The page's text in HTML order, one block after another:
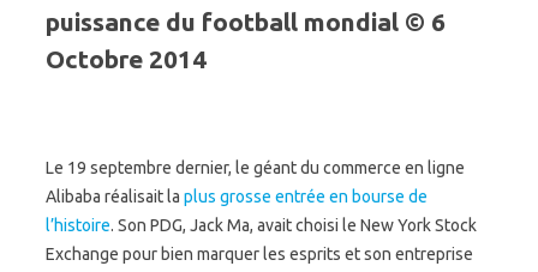
puissance du football mondial © 6
Octobre 2014
Le 19 septembre dernier, le géant du commerce en ligne
Alibaba réalisait la plus grosse entrée en bourse de
l’histoire. Son PDG, Jack Ma, avait choisi le New York Stock
Exchange pour bien marquer les esprits et son entreprise